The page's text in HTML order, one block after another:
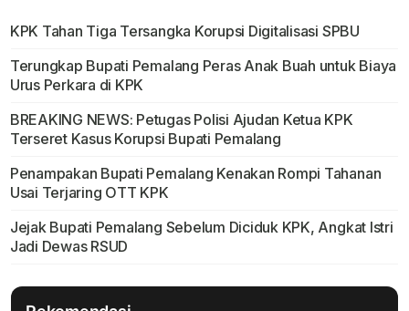
KPK Tahan Tiga Tersangka Korupsi Digitalisasi SPBU
Terungkap Bupati Pemalang Peras Anak Buah untuk Biaya
Urus Perkara di KPK
BREAKING NEWS: Petugas Polisi Ajudan Ketua KPK
Terseret Kasus Korupsi Bupati Pemalang
Penampakan Bupati Pemalang Kenakan Rompi Tahanan
Usai Terjaring OTT KPK
Jejak Bupati Pemalang Sebelum Diciduk KPK, Angkat Istri
Jadi Dewas RSUD